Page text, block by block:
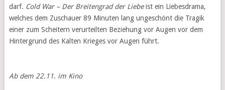
darf. Cold War – Der Breitengrad der Liebeist ein Liebesdrama,
welches dem Zuschauer 89 Minuten lang ungeschönt die Tragik
einer zum Scheitern verurteilten Beziehung vor Augen vor dem
Hintergrund des Kalten Krieges vor Augen führt.
Ab dem 22.11. im Kino